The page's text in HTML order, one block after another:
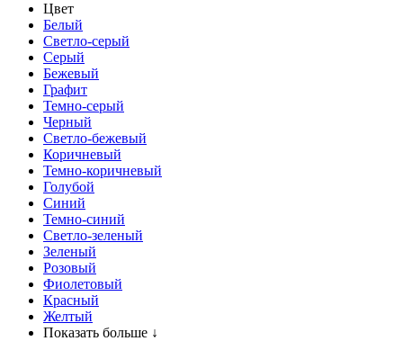
Цвет
Белый
Светло-серый
Серый
Бежевый
Графит
Темно-серый
Черный
Светло-бежевый
Коричневый
Темно-коричневый
Голубой
Синий
Темно-синий
Светло-зеленый
Зеленый
Розовый
Фиолетовый
Красный
Желтый
Показать больше ↓